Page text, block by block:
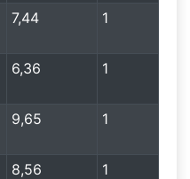
7,44 1
6,36 1
9,65 1
8,56 1